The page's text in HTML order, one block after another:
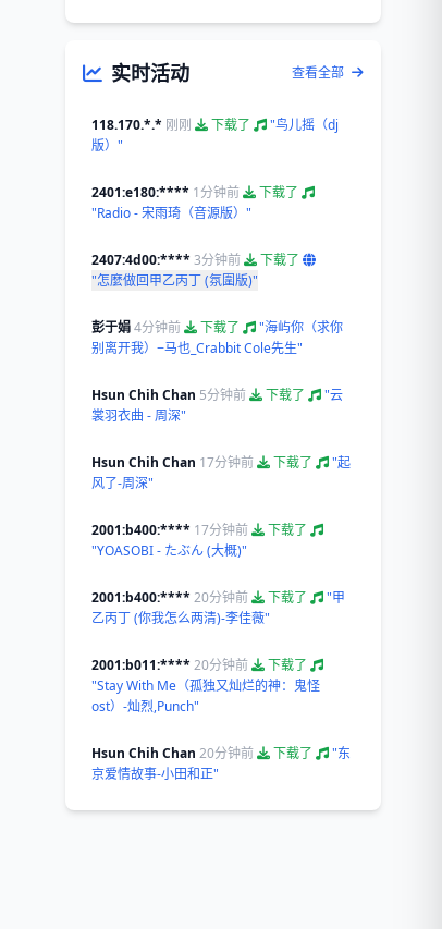
实时活动 查看全部
118.170.*.* 刚刚 下载了
"鸟儿摇（dj
版）"
2401:e180:**** 1分钟前
下载了
"Radio - 宋雨琦（音源版）"
2407:4d00:**** 3分钟前
下载了
"怎麼做回甲乙丙丁 (氛圍版)"
彭于娟4分钟前 下载了
"海屿你（求你
别离开我）−马也_Crabbit Cole先生"
Hsun Chih Chan 5分钟前 下载了
"云
裳羽衣曲 - 周深"
Hsun Chih Chan 17分钟前 下载了
"起
风了-周深"
2001:b400:**** 17分钟前
下载了
"YOASOBI - たぶん (大概)"
2001:b400:**** 20分钟前 下载了
"甲
乙丙丁 (你我怎么两清)-李佳薇"
2001:b011:**** 20分钟前
下载了
"Stay With Me（孤独又灿烂的神：鬼怪
ost）-灿烈,Punch"
Hsun Chih Chan 20分钟前 下载了
"东
京爱情故事-小田和正"